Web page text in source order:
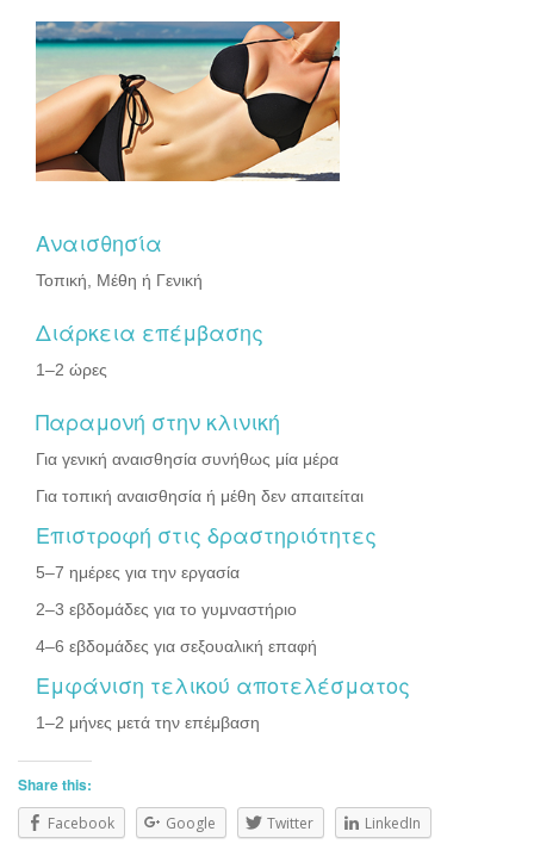
Αναισθησία
Τοπική, Μέθη ή Γενική
Διάρκεια επέμβασης
1–2 ώρες
Παραμονή στην κλινική
Για γενική αναισθησία συνήθως μία μέρα
Για τοπική αναισθησία ή μέθη δεν απαιτείται
Επιστροφή στις δραστηριότητες
5–7 ημέρες για την εργασία
2–3 εβδομάδες για το γυμναστήριο
4–6 εβδομάδες για σεξουαλική επαφή
Εμφάνιση τελικού αποτελέσματος
1–2 μήνες μετά την επέμβαση
Share this:
Facebook Google Twitter LinkedIn